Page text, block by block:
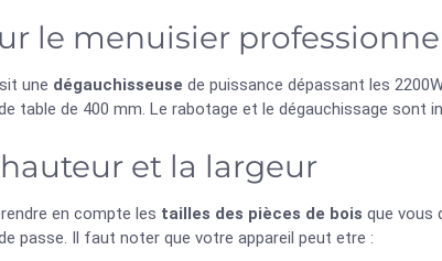
le menuisier
une dégauchisseuse de puissance dépassant les
table de 400 mm. Le rabotage et le dégauchissage sont
et la largeur
en compte les tailles des pièces de bois que vous
passe. Il faut noter que votre appareil peut etre :